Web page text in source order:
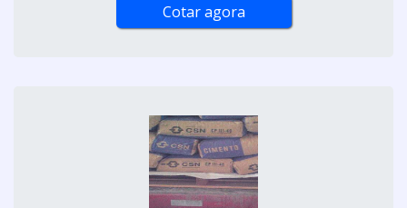
Cotar agora